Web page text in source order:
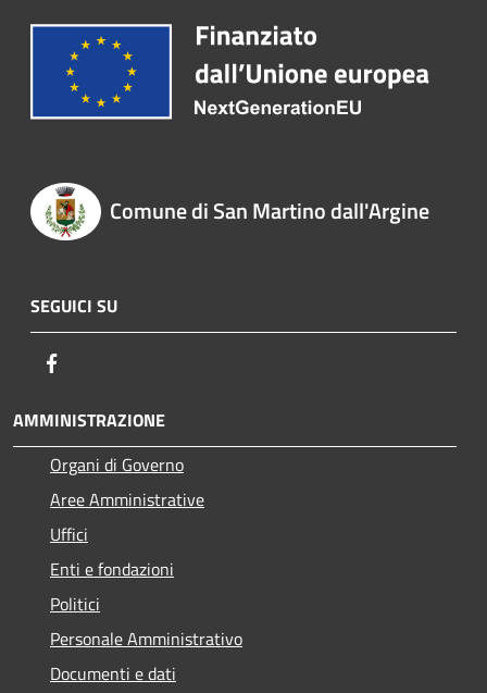
Comune di San Martino dall'Argine
SEGUICI SU
AMMINISTRAZIONE
Organi di Governo
Aree Amministrative
Uffici
Enti e fondazioni
Politici
Personale Amministrativo
Documenti e dati